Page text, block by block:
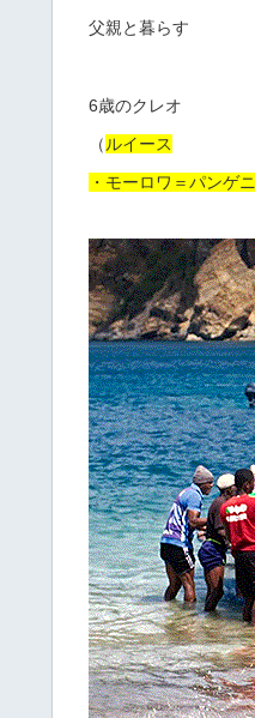
父親と暮らす
6歳のクレオ
（ ルイース
・モーロワ＝パンゲニ